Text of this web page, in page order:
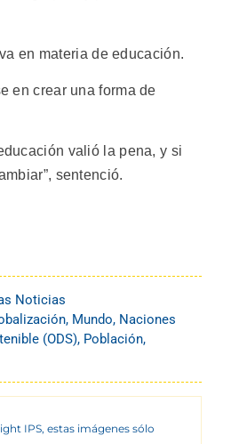
en materia de educación.
en crear una forma de
valió la pena, y si
sentenció.
Noticias
, Mundo, Naciones
(ODS), Población,
IPS, estas imágenes sólo